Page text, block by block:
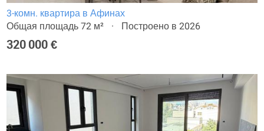
3-комн. квартира в Афинах
Общая площадь 72 м²
Построено в 2026
320 000 €